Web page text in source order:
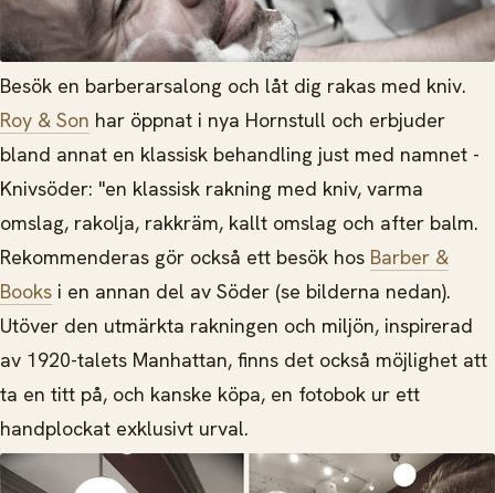
Besök en barberarsalong och låt dig rakas med kniv.
Roy & Son har öppnat i nya Hornstull och erbjuder
bland annat en klassisk behandling just med namnet -
Knivsöder: "en klassisk rakning med kniv, varma
omslag, rakolja, rakkräm, kallt omslag och after balm.
Rekommenderas gör också ett besök hos Barber &
Books i en annan del av Söder (se bilderna nedan).
Utöver den utmärkta rakningen och miljön, inspirerad
av 1920-talets Manhattan, finns det också möjlighet att
ta en titt på, och kanske köpa, en fotobok ur ett
handplockat exklusivt urval.